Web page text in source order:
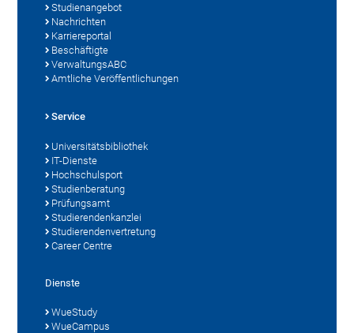
Studienangebot
Nachrichten
Karriereportal
Beschäftigte
VerwaltungsABC
Amtliche Veröffentlichungen
Service
Universitätsbibliothek
IT-Dienste
Hochschulsport
Studienberatung
Prüfungsamt
Studierendenkanzlei
Studierendenvertretung
Career Centre
Dienste
WueStudy
WueCampus